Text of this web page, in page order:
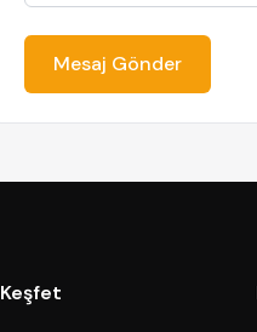
Mesaj Gönder
Keşfet